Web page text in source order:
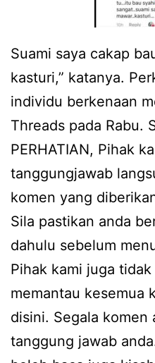
Suami saya cakap
kasturi,” katanya.
individu berkenaan
Threads pada Rabu.
PERHATIAN, Pihak
tanggungjawab
komen yang
Sila pastikan anda
dahulu sebelum
Pihak kami juga
memantau kesemua
disini. Segala komen
tanggung jawab